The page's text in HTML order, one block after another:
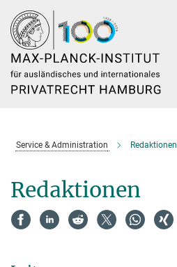
Hauptinhalt
Service & Administration Redaktionen
Redaktionen